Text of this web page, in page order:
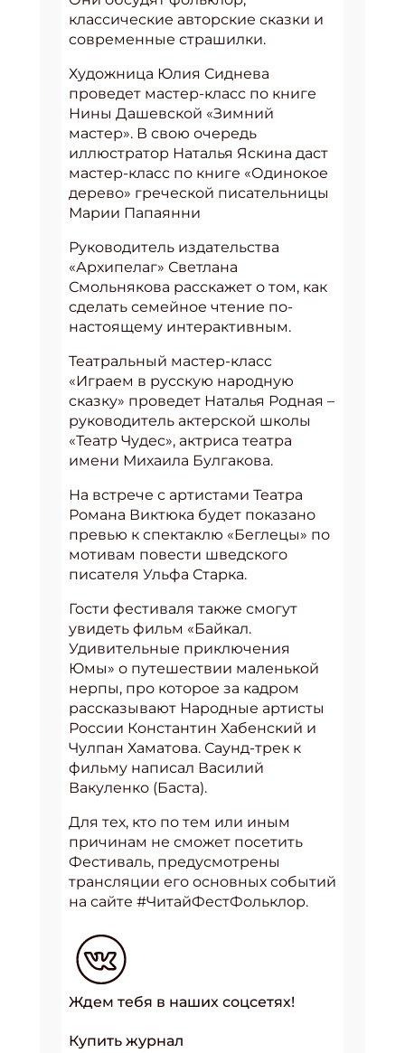
классические авторские сказки и
современные страшилки.
Художница Юлия Сиднева
проведет мастер-класс по книге
Нины Дашевской «Зимний
мастер». В свою очередь
иллюстратор Наталья Яскина даст
мастер-класс по книге «Одинокое
дерево» греческой писательницы
Марии Папаянни
Руководитель издательства
«Архипелаг» Светлана
Смольнякова расскажет о том, как
сделать семейное чтение по-
настоящему интерактивным.
Театральный мастер-класс
«Играем в русскую народную
сказку» проведет Наталья Родная –
руководитель актерской школы
«Театр Чудес», актриса театра
имени Михаила Булгакова.
На встрече с артистами Театра
Романа Виктюка будет показано
превью к спектаклю «Беглецы» по
мотивам повести шведского
писателя Ульфа Старка.
Гости фестиваля также смогут
увидеть фильм «Байкал.
Удивительные приключения
Юмы» о путешествии маленькой
нерпы, про которое за кадром
рассказывают Народные артисты
России Константин Хабенский и
Чулпан Хаматова. Саунд-трек к
фильму написал Василий
Вакуленко (Баста).
Для тех, кто по тем или иным
причинам не сможет посетить
Фестиваль, предусмотрены
трансляции его основных событий
на сайте #ЧитайФестФольклор.
Ждем тебя в наших соцсетях!
Купить журнал